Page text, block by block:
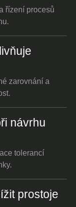
řízení procesů
zarovnání a
návrhu
tolerancí
prostoje